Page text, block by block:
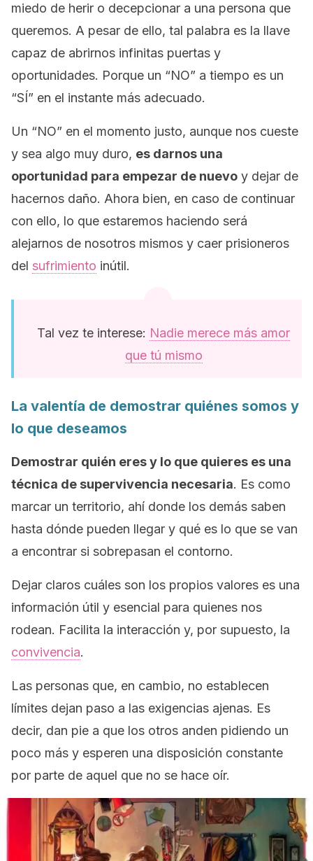
miedo de herir o decepcionar a una persona que
queremos. A pesar de ello, tal palabra es la llave
capaz de abrirnos infinitas puertas y
oportunidades. Porque un “NO” a tiempo es un
“SÍ” en el instante más adecuado.
Un “NO” en el momento justo, aunque nos cueste
y sea algo muy duro, es darnos una
oportunidad para empezar de nuevo y dejar de
hacernos daño. Ahora bien, en caso de continuar
con ello, lo que estaremos haciendo será
alejarnos de nosotros mismos y caer prisioneros
del sufrimiento inútil.
Tal vez te interese: Nadie merece más amor
que tú mismo
La valentía de demostrar quiénes somos y
lo que deseamos
Demostrar quién eres y lo que quieres es una
técnica de supervivencia necesaria. Es como
marcar un territorio, ahí donde los demás saben
hasta dónde pueden llegar y qué es lo que se van
a encontrar si sobrepasan el contorno.
Dejar claros cuáles son los propios valores es una
información útil y esencial para quienes nos
rodean. Facilita la interacción y, por supuesto, la
convivencia.
Las personas que, en cambio, no establecen
límites dejan paso a las exigencias ajenas. Es
decir, dan pie a que los otros anden pidiendo un
poco más y esperen una disposición constante
por parte de aquel que no se hace oír.